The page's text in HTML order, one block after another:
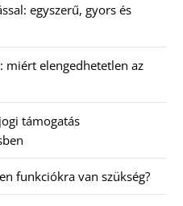
egyszerű, gyors és
miért elengedhetetlen az
támogatás
funkciókra van szükség?